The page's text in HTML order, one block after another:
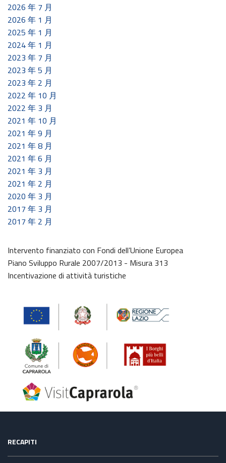
2026 年 7 月
2026 年 1 月
2025 年 1 月
2024 年 1 月
2023 年 7 月
2023 年 5 月
2023 年 2 月
2022 年 10 月
2022 年 3 月
2021 年 10 月
2021 年 9 月
2021 年 8 月
2021 年 6 月
2021 年 3 月
2021 年 2 月
2020 年 3 月
2017 年 3 月
2017 年 2 月
Intervento finanziato con Fondi dell’Unione Europea
Piano Sviluppo Rurale 2007/2013 - Misura 313
Incentivazione di attività turistiche
RECAPITI